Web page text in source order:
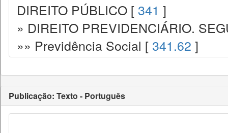
DIREITO PÚBLICO [ 341 ]
» DIREITO PREVIDENCIÁRIO.
»» Previdência Social [ 341.62 ]
Publicação: Texto - Português